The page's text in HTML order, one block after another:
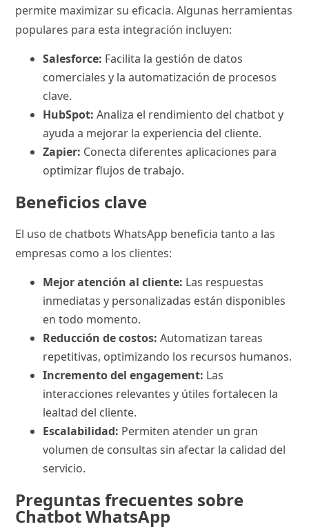
permite maximizar su eficacia. Algunas herramientas
populares para esta integración incluyen:
Salesforce: Facilita la gestión de datos
comerciales y la automatización de procesos
clave.
HubSpot: Analiza el rendimiento del chatbot y
ayuda a mejorar la experiencia del cliente.
Zapier: Conecta diferentes aplicaciones para
optimizar flujos de trabajo.
Beneficios clave
El uso de chatbots WhatsApp beneficia tanto a las
empresas como a los clientes:
Mejor atención al cliente: Las respuestas
inmediatas y personalizadas están disponibles
en todo momento.
Reducción de costos: Automatizan tareas
repetitivas, optimizando los recursos humanos.
Incremento del engagement: Las
interacciones relevantes y útiles fortalecen la
lealtad del cliente.
Escalabilidad: Permiten atender un gran
volumen de consultas sin afectar la calidad del
servicio.
Preguntas frecuentes sobre
Chatbot WhatsApp